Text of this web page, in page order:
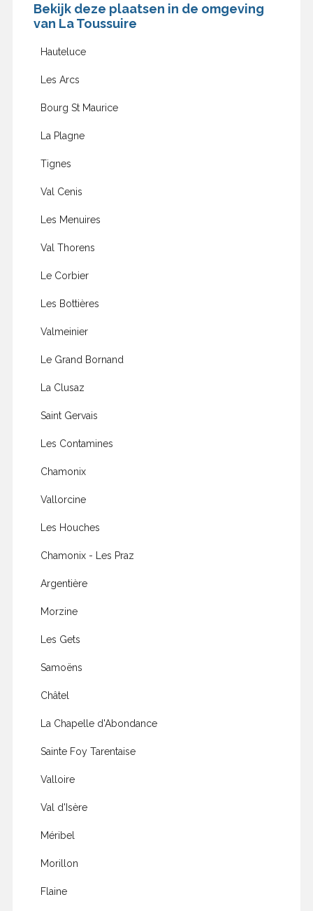
Bekijk deze plaatsen in de omgeving
van La Toussuire
Hauteluce
Les Arcs
Bourg St Maurice
La Plagne
Tignes
Val Cenis
Les Menuires
Val Thorens
Le Corbier
Les Bottières
Valmeinier
Le Grand Bornand
La Clusaz
Saint Gervais
Les Contamines
Chamonix
Vallorcine
Les Houches
Chamonix - Les Praz
Argentière
Morzine
Les Gets
Samoëns
Châtel
La Chapelle d'Abondance
Sainte Foy Tarentaise
Valloire
Val d'Isère
Méribel
Morillon
Flaine